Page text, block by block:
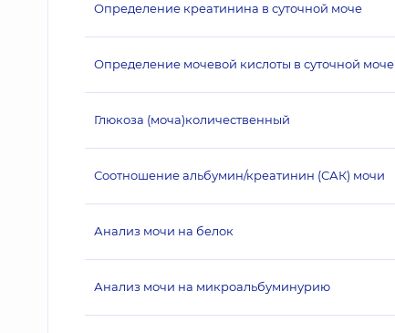
Определение креатинина в суточной моче
Определение мочевой кислоты в суточной моче
Глюкоза (моча)количественный
Соотношение альбумин/креатинин (САК) мочи
Анализ мочи на белок
Анализ мочи на микроальбуминурию